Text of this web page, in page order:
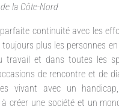
la Côte-Nord
parfaite continuité avec les
toujours plus les personnes
travail et dans toutes les
de rencontre et de
vivant avec un
créer une société et un